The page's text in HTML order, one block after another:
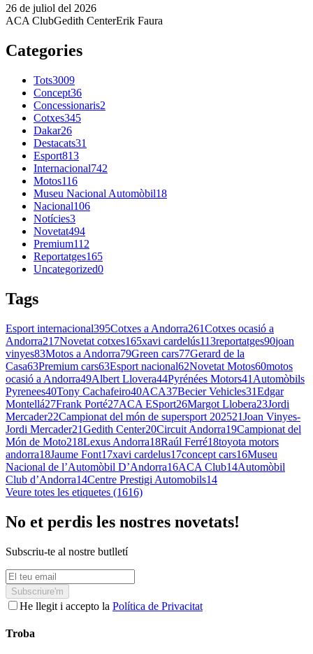
26 de juliol del 2026
ACA ClubGedith CenterErik Faura
Categories
Tots3009
Concept36
Concessionaris2
Cotxes345
Dakar26
Destacats31
Esport813
Internacional742
Motos116
Museu Nacional Automòbil18
Nacional106
Notícies3
Novetat494
Premium112
Reportatges165
Uncategorized0
Tags
Esport internacional395Cotxes a Andorra261Cotxes ocasió a
Andorra217Novetat cotxes165xavi cardelús113reportatges90joan
vinyes83Motos a Andorra79Green cars77Gerard de la
Casa63Premium cars63Esport nacional62Novetat Motos60motos
ocasió a Andorra49Albert Llovera44Pyrénées Motors41 Automòbils
Pyrenees40Tony Cachafeiro40ACA37Becier Vehicles31Edgar
Montellá27Frank Porté27ACA ESport26Margot Llobera23Jordi
Mercader22Campionat del món de supersport 202521Joan Vinyes-
Jordi Mercader21Gedith Center20Circuit Andorra19Campionat del
Món de Moto218Lexus Andorra18Raúl Ferré18toyota motors
andorra18Jaume Font17xavi cardelus17concept cars16Museu
Nacional de l’Automòbil D’Andorra16ACA Club14Automòbil
Club d’Andorra14Centre Prestigi Automobils14
Veure totes les etiquetes (1616)
No et perdis les nostres novetats!
Subscriu-te al nostre butlletí
Subscriure'm
He llegit i accepto la Política de Privacitat
Troba